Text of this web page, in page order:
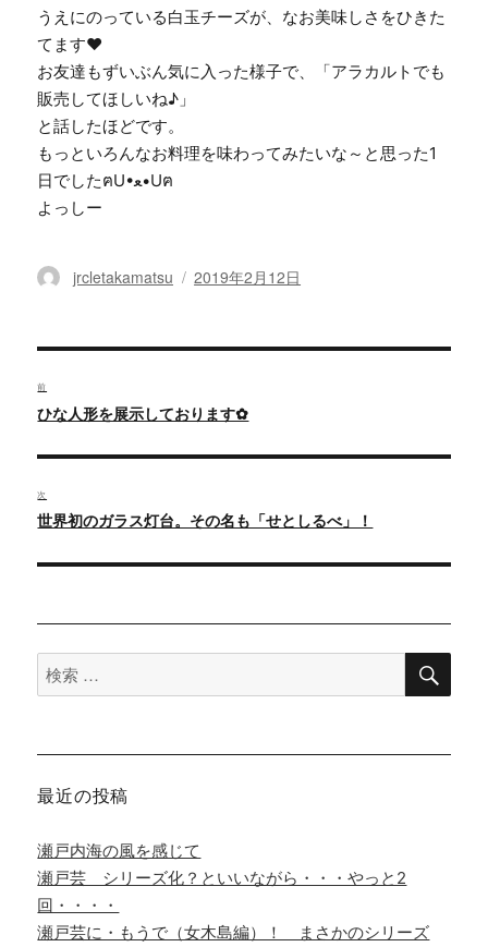
うえにのっている白玉チーズが、なお美味しさをひきた
てます♥
お友達もずいぶん気に入った様子で、「アラカルトでも
販売してほしいね♪」
と話したほどです。
もっといろんなお料理を味わってみたいな～と思った1
日でしたฅU•ﻌ•Uฅ
よっしー
投
jrcletakamatsu
投
2019年2月12日
稿
ナ
ー
シ
前
過
の
投
稿:
ひな人形を展示しております✿
次
次
投
世界初のガラス灯台。その名も「せとしるべ」！
検
索
検
最近の投稿
瀬戸内海の風を感じて
瀬戸芸 シリーズ化？といいながら・・・やっと2
回・・・・
瀬戸芸に・もうで（女木島編）！ まさかのシリーズ